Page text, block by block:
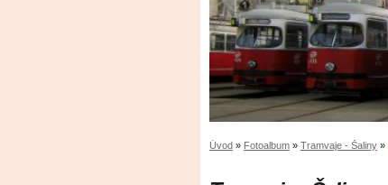
Úvod » Fotoalbum » Tramvaje - Šaliny »